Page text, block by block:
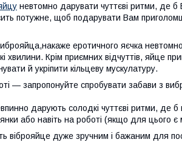
невтомно дарувати чуттєві ритми, де
потужне, щоб подарувати Вам
еротичного яєчка
хвилини. Крім приємних відчуттів, яйце
й укріпити кільцеву мускулатуру.
— запропонуйте спробувати забави з
дарують солодкі чуттєві ритми,
або навіть на роботі (якщо для цього є
віброяйце дуже зручним і бажаним для